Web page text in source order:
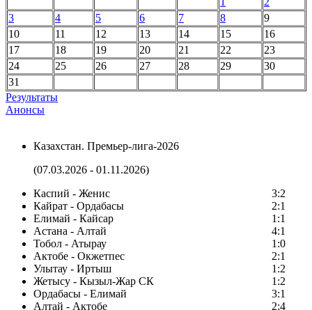
3
4 5 6 7 8
9
10
11 12 13 14 15
16
17
18 19 20 21 22
23
24
25 26 27 28 29
30
31
Результаты
Анонсы
Казахстан. Премьер-лига-2026
(07.03.2026 - 01.11.2026)
Каспий - Женис
3:2
Кайрат - Ордабасы
2:1
Елимай - Кайсар
1:1
Астана - Алтай
4:1
Тобол - Атырау
1:0
Актобе - Окжетпес
2:1
Улытау - Иртыш
1:2
Жетысу - Кызыл-Жар СК
1:2
Ордабасы - Елимай
3:1
Алтай - Актобе
2:4